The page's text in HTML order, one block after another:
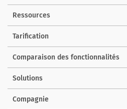
Ressources
Tarification
Comparaison des fonctionnalités
Solutions
Compagnie